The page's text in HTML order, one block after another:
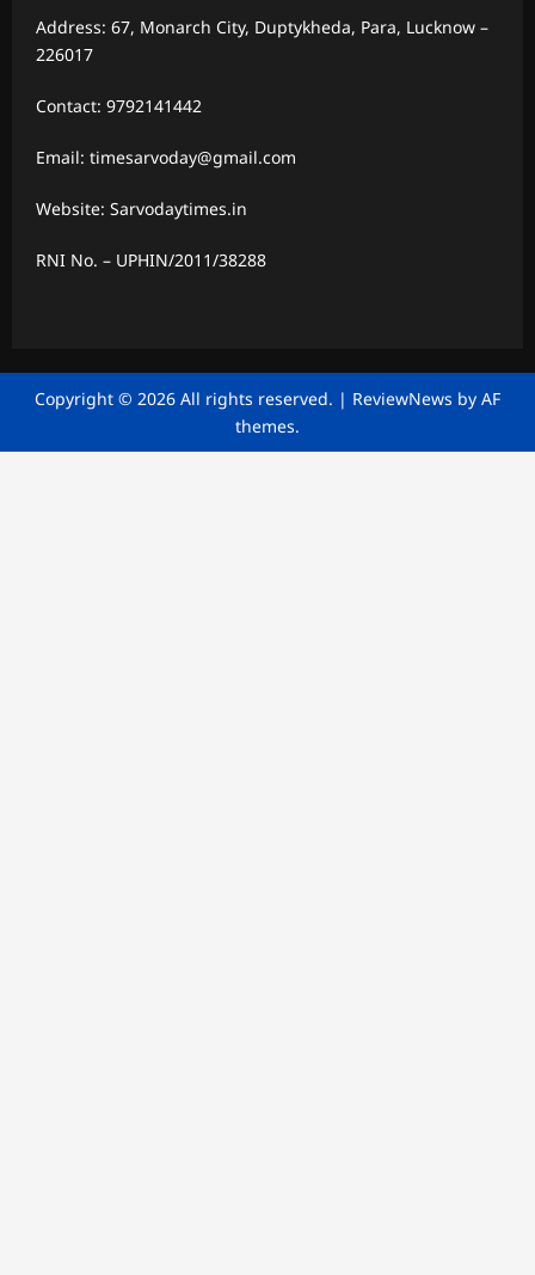
Address: 67, Monarch City, Duptykheda, Para, Lucknow –
226017
Contact: 9792141442
Email: timesarvoday@gmail.com
Website: Sarvodaytimes.in
RNI No. – UPHIN/2011/38288
Copyright © 2026 All rights reserved. | ReviewNews by AF
themes.